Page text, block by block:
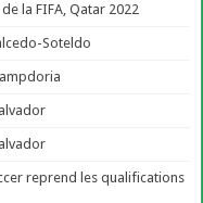
la FIFA, Qatar 2022
Soteldo
reprend les qualifications